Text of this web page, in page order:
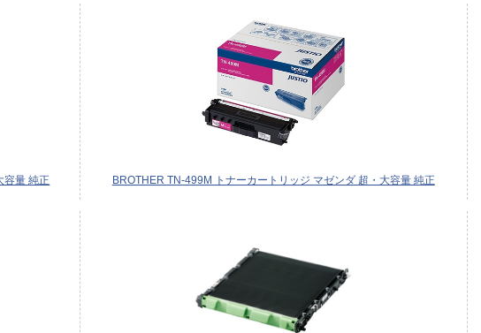
容量 純正 BROTHER TN-499M トナーカートリッジ マゼンダ 超・大容量 純正